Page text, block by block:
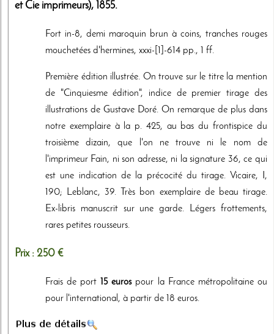
et Cie imprimeurs), 1855.
Fort in-8, demi maroquin brun à coins, tranches rouges
mouchetées d'hermines, xxxi-[1]-614 pp., 1 ff.
Première édition illustrée. On trouve sur le titre la mention
de "Cinquiesme édition", indice de premier tirage des
illustrations de Gustave Doré. On remarque de plus dans
notre exemplaire à la p. 425, au bas du frontispice du
troisième dizain, que l'on ne trouve ni le nom de
l'imprimeur Fain, ni son adresse, ni la signature 36, ce qui
est une indication de la précocité du tirage. Vicaire, I,
190; Leblanc, 39. Très bon exemplaire de beau tirage.
Ex-libris manuscrit sur une garde. Légers frottements,
rares petites rousseurs.
Prix : 250 €
Frais de port 15 eurospour la France métropolitaine ou
pour l'international, à partir de 18 euros.